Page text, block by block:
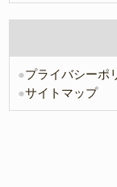
●プライバシーポ
●サイトマップ